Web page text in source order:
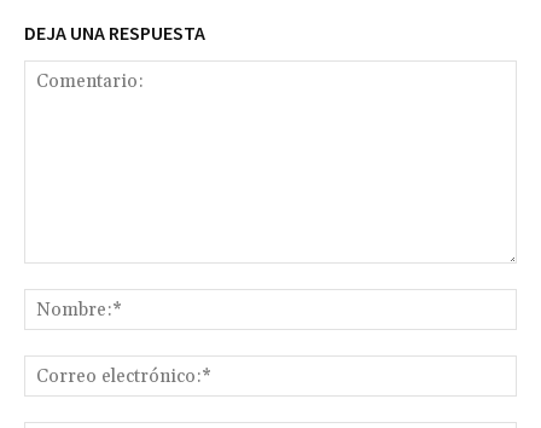
DEJA UNA RESPUESTA